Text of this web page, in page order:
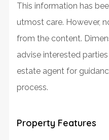
This information has
utmost care. However,
from the content.
advise interested
estate agent for
process.
Property Features